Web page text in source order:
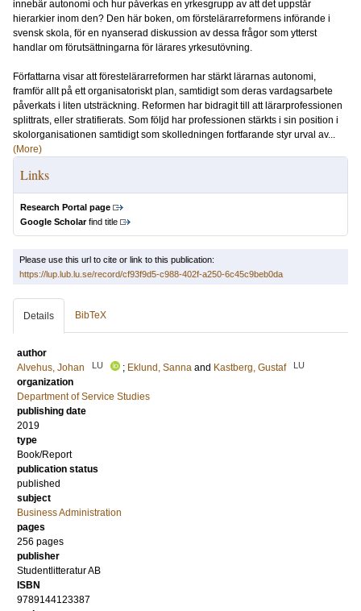
innebär autonomi och hur påverkas en yrkesgrupp av att det uppstår
hierarkier inom den? Den här boken, om förstelärarreformens införande i
svensk skola, för en nyanserad diskussion av dessa frågor som ytterst
handlar om förutsättningarna för lärares yrkesutövning.
Författarna visar att förestelärarreformen har stärkt lärarnas autonomi,
framför allt på ett organisatoriskt plan, samtidigt som deras vardagsarbete
påverkats i liten utsträckning. Reformen har bidragit till att lärarprofessionen
splittrats, eller stratifierats. Som följd har professionen stärkts i sin position i
skolorganisationen samtidigt som skolledningen fortfarande styr urval av...
(More)
Links
Research Portal page
Google Scholarfind title
Please use this url to cite or link to this publication:
https://lup.lub.lu.se/record/cf93f9d5-c988-402f-a250-6c45c9beb0da
Details BibTeX
author
Alvehus, Johan
LU ; Eklund, Sanna and Kastberg, Gustaf LU
organization
Department of Service Studies
publishing date
2019
type
Book/Report
publication status
published
subject
Business Administration
pages
256 pages
publisher
Studentlitteratur AB
ISBN
9789144123387